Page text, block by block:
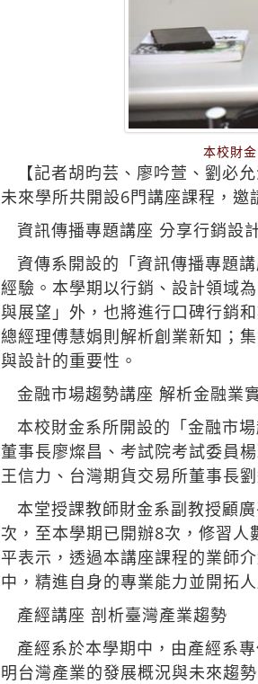
本校財
【記者胡昀芸、廖吟萱、劉必
未來學所共開設6門講座課程，邀
資訊傳播專題講座 分享行銷設
資傳系開設的「資訊傳播專題
經驗。本學期以行銷、設計領域
與展望」外，也將進行口碑行銷
總經理傅慧娟則解析創業新知；
與設計的重要性。
金融市場趨勢講座 解析金融業
本校財金系所開設的「金融市
董事長廖燦昌、考試院考試委員
王信力、台灣期貨交易所董事長
本堂授課教師財金系副教授顧
次，至本學期已開辦8次，修習
平表示，透過本講座課程的業師
中，精進自身的專業能力並開拓人
產經講座 剖析臺灣產業趨勢
產經系於本學期中，由產經系
明台灣產業的發展概況與未來趨